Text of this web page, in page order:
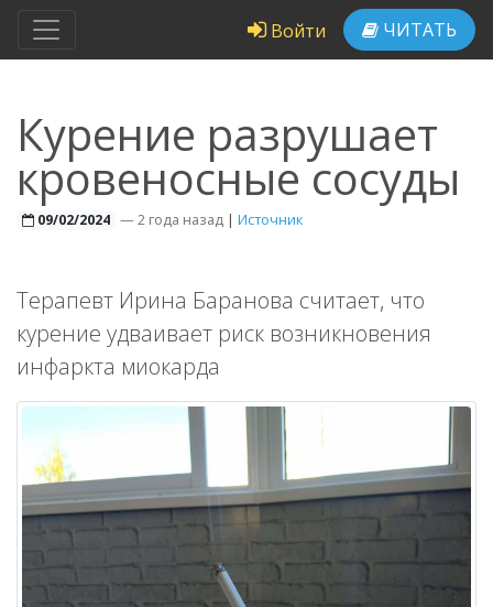
Войти ЧИТАТЬ
Курение разрушает
кровеносные сосуды
09/02/2024 —2 года назад | Источник
Терапевт Ирина Баранова считает, что
курение удваивает риск возникновения
инфаркта миокарда